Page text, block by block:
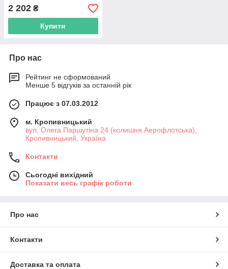
2 202 ₴
Купити
Про нас
Рейтинг не сформований
Менше 5 відгуків за останній рік
Працює з 07.03.2012
м. Кропивницький
вул. Олега Паршутіна 24 (колишня Аерофлотська),
Кропивницький, Україна
Контакти
Сьогодні вихідний
Показати весь графік роботи
Про нас
Контакти
Доставка та оплата